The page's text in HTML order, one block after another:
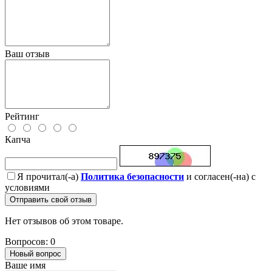
Ваш отзыв
Рейтинг
Капча
Я прочитал(-а) Политика безопасности и согласен(-на) с
условиями
Отправить свой отзыв
Нет отзывов об этом товаре.
Вопросов: 0
Новый вопрос
Ваше имя